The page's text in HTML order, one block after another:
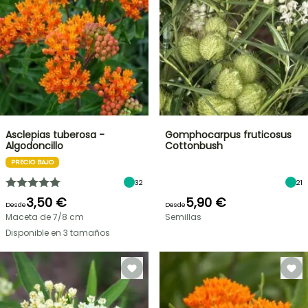
Asclepias tuberosa -
Algodoncillo
PRECIO BAJO
32
Desde3,50 €
Maceta de 7/8 cm
Disponible en 3 tamaños
Gomphocarpus fruticosus
Cottonbush
21
Desde5,90 €
Semillas